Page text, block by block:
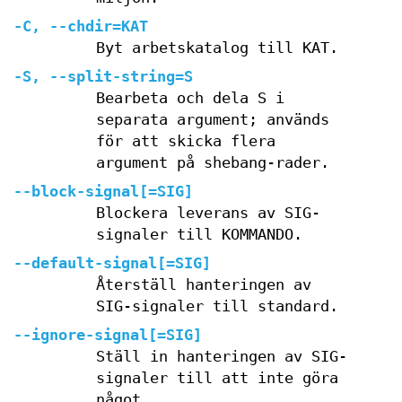
-C, --chdir=KAT
Byt arbetskatalog till KAT.
-S, --split-string=S
Bearbeta och dela S i
separata argument; används
för att skicka flera
argument på shebang-rader.
--block-signal[=SIG]
Blockera leverans av SIG-
signaler till KOMMANDO.
--default-signal[=SIG]
Återställ hanteringen av
SIG-signaler till standard.
--ignore-signal[=SIG]
Ställ in hanteringen av SIG-
signaler till att inte göra